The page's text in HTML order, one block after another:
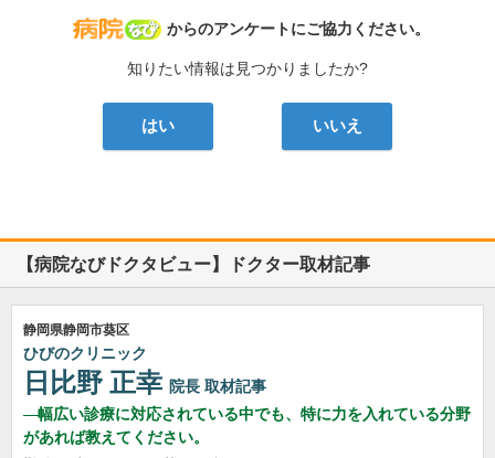
病院なび
からのアンケートにご協力ください。
知りたい情報は見つかりましたか?
はい いいえ
【病院なびドクタビュー】ドクター取材記事
静岡県静岡市葵区
ひびのクリニック
日比野 正幸 院長 取材記事
幅広い診療に対応されている中でも、特に力を入れている分野
があれば教えてください。